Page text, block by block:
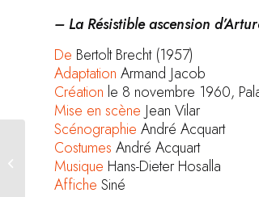
– La Résistible ascension
De Bertolt Brecht (1957)
Adaptation Armand Jacob
Création le 8 novembre 1960,
Mise en scène Jean Vilar
Scénographie André Acquart
Costumes André Acquart
Musique Hans-Dieter Hosalla
Affiche Siné
Antigone